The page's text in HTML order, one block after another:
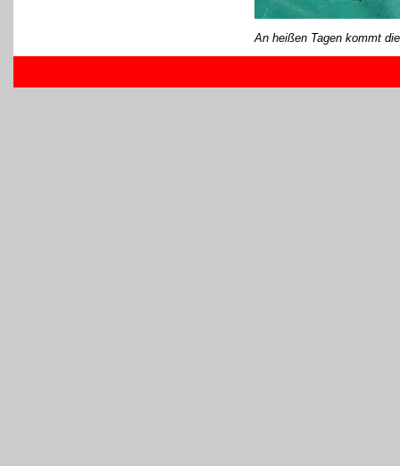
An heißen Tagen kommt